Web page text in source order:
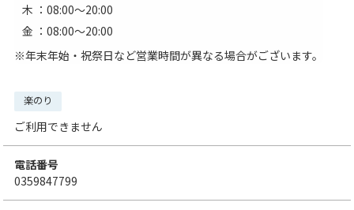
木 ：08:00〜20:00
金 ：08:00〜20:00
※年末年始・祝祭日など営業時間が異なる場合がございます。
楽のり
ご利用できません
電話番号
0359847799